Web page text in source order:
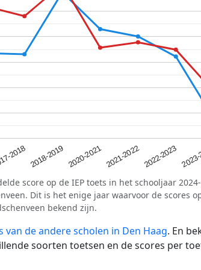
2018 2018-2019 2020-20212021-20222022-2023
score op de IEP toets in het schooljaar
Dit is het enige jaar waarvoor de scores
bekend zijn.
van de andere scholen in Den Haag. En
soorten toetsen en de scores per